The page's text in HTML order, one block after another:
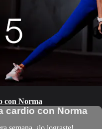
con Norma
cardio con Norma